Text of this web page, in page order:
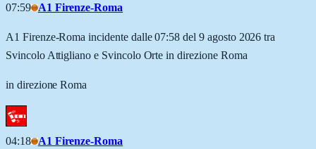
07:59 A1 Firenze-Roma
A1 Firenze-Roma incidente dalle 07:58 del 9 agosto 2026 tra
Svincolo Attigliano e Svincolo Orte in direzione Roma
in direzione Roma
04:18 A1 Firenze-Roma